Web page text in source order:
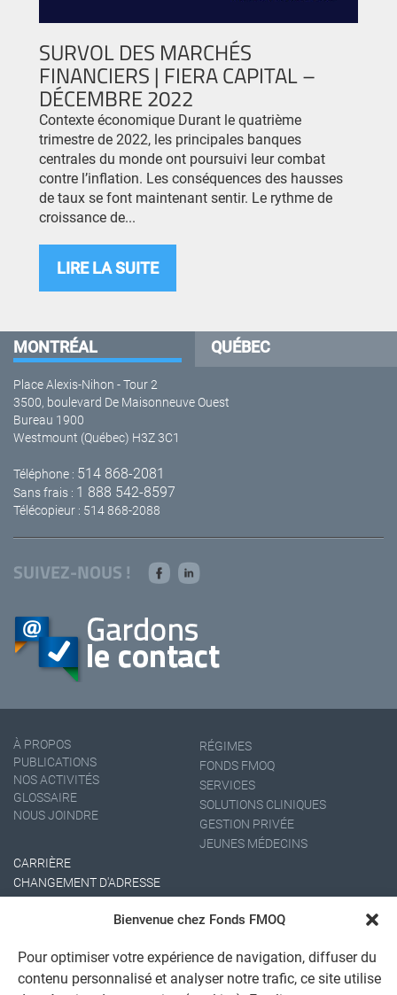
Bienvenue chez Fonds FMOQ
Pour optimiser votre expérience de navigation, diffuser du
contenu personnalisé et analyser notre trafic, ce site utilise
SURVOL DES MARCHÉS
FINANCIERS | FIERA CAPITAL –
DÉCEMBRE 2022
Contexte économique Durant le quatrième
trimestre de 2022, les principales banques
centrales du monde ont poursuivi leur combat
contre l’inflation. Les conséquences des hausses
de taux se font maintenant sentir. Le rythme de
croissance de...
LIRE LA SUITE
MONTRÉAL QUÉBEC
Place Alexis-Nihon - Tour 2
3500, boulevard De Maisonneuve Ouest
Bureau 1900
Westmount (Québec) H3Z 3C1
Téléphone : 514 868-2081
Sans frais : 1 888 542-8597
Télécopieur : 514 868-2088
SUIVEZ-NOUS !
À PROPOS
PUBLICATIONS
NOS ACTIVITÉS
GLOSSAIRE
NOUS JOINDRE
RÉGIMES
FONDS FMOQ
SERVICES
SOLUTIONS CLINIQUES
GESTION PRIVÉE
JEUNES MÉDECINS
CARRIÈRE
CHANGEMENT D'ADRESSE